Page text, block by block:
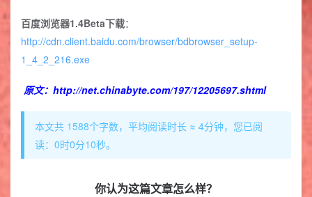
百度浏览器1.4Beta下载：
http://cdn.client.baidu.com/browser/bdbrowser_setup-
1_4_2_216.exe
原文： http://net.chinabyte.com/197/12205697.shtml
本文共 1588个字数，平均阅读时长 ≈ 4分钟，您已阅
读：0时0分10秒。
你认为这篇文章怎么样？